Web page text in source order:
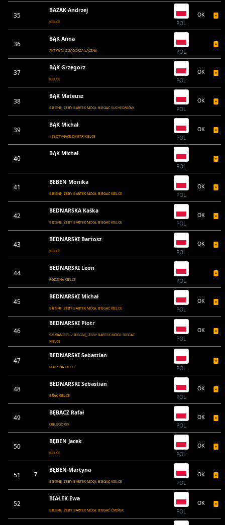
35
BAZAK Andrzej
KIELCE POL
OK
36
BĄK Anna
AKTYWNI Z ZAGÓRZA ŁĄCZNA POL
37
BĄK Grzegorz
KIELCE POL
OK
38
BĄK Mateusz
BIEGNĘ, ŻEBY BARTEK MÓGŁ BIEGAĆ SUCHEDNIÓW POL
OK
39
BĄK Michał
#ZŁOTYNAKILOMETR KIELCE POL
OK
40
BĄK Michał
POL
41
BEBEN Monika
BIEGNĘ, ŻEBY BARTEK MÓGŁ BIEGAĆ KIELCE POL
OK
42
BEDNARSKA Kaśka
BIEGNĘ, ŻEBY BARTEK MÓGŁ BIEGAĆ KIELCE POL
OK
43
BEDNARSKI Bartosz
KIELCE POL
OK
44
BEDNARSKI Leon
RODZINA KIELCE POL
45
BEDNARSKI Michał
BIEGNĘ ,ŻEBY BARTEK MÓGŁ BIEGAĆ KIELCE POL
OK
46
BEDNARSKI Piotr
SZURANIE.PL / BIEGNĘ, ŻEBY BARTEK MÓGŁ BIEGAĆ
KIELCE
POL
OK
47
BEDNARSKI Sebastian
RODZINA KIELCE POL
48
BEDNARSKI Sebastian
BRAK KIELCE POL
OK
49
BĘBACZ Rafał
OBLĘGOREK POL
OK
50
BĘBEN Jacek
KIELCE POL
OK
51 7
BĘBEN Martyna
BIEGNĘ, ŻEBY BARTEK MÓGŁ BIEGAĆ KIELCE POL
OK
52
BIAŁEK Ewa
BIEGNĘ ,ŻEBY BARTEK MÓGŁ BIEGAĆ ĆMIŃSK POL
OK